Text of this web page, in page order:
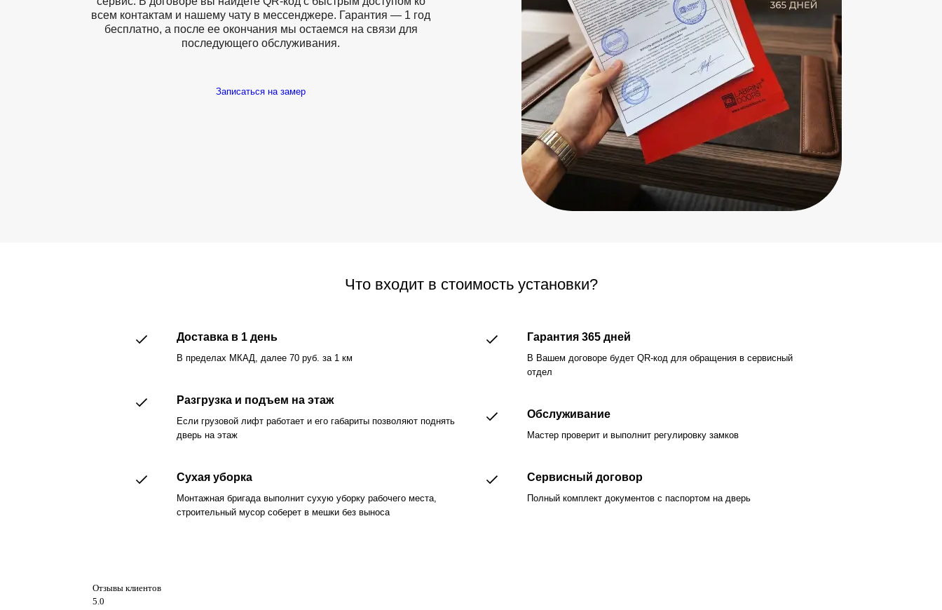
всем контактам и нашему чату в мессенджере. Гарантия — 1 год
бесплатно, а после ее окончания мы остаемся на связи для
последующего обслуживания.
Записаться на замер
Что входит в стоимость установки?
Доставка в 1 день
В пределах МКАД, далее 70 руб. за 1 км
Разгрузка и подъем на этаж
Если грузовой лифт работает и его габариты позволяют поднять
дверь на этаж
Сухая уборка
Монтажная бригада выполнит сухую уборку рабочего места,
строительный мусор соберет в мешки без выноса
Гарантия 365 дней
В Вашем договоре будет QR-код для обращения в сервисный
отдел
Обслуживание
Мастер проверит и выполнит регулировку замков
Сервисный договор
Полный комплект документов с паспортом на дверь